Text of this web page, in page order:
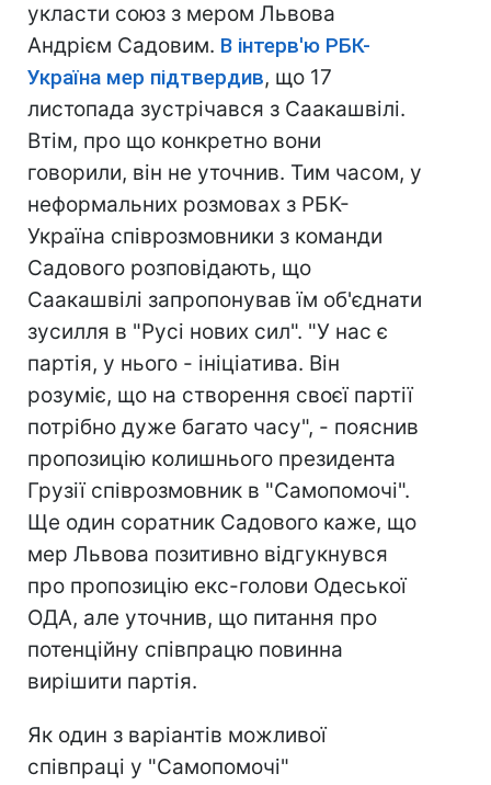
укласти союз з мером Львова
Андрієм Садовим. В інтерв'ю РБК-
Україна мер підтвердив, що 17
листопада зустрічався з Саакашвілі.
Втім, про що конкретно вони
говорили, він не уточнив. Тим часом, у
неформальних розмовах з РБК-
Україна співрозмовники з команди
Садового розповідають, що
Саакашвілі запропонував їм об'єднати
зусилля в "Русі нових сил". "У нас є
партія, у нього - ініціатива. Він
розуміє, що на створення своєї партії
потрібно дуже багато часу", - пояснив
пропозицію колишнього президента
Грузії співрозмовник в "Самопомочі".
Ще один соратник Садового каже, що
мер Львова позитивно відгукнувся
про пропозицію екс-голови Одеської
ОДА, але уточнив, що питання про
потенційну співпрацю повинна
вирішити партія.
Як один з варіантів можливої
співпраці у "Самопомочі"